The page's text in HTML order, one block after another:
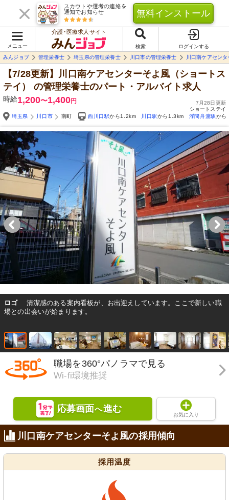
スカウトや選考の連絡を
通知でお知らせ
無料インストール
メニュー
介護･医療求人サイト
検索
ログインする
みんジョブ
管理栄養士 埼玉県の管理栄養士 川口市の管理栄養士 川口南ケアセン
【7/28更新】川口南ケアセンターそよ風（ショートス
テイ）
の管理栄養士のパート・アルバイト求人
時給1,200〜1,400円
7月28日更新
ショートステイ
埼玉県
川口市 南町 西川口駅から1.2km 川口駅から1.3km 浮間舟渡駅から
ロゴ
清潔感のある案内看板が、お出迎えしています。ここで新しい職
場との出会いが始まります。
職場を360°パノラマで見る
Wi-fi環境推奨
応募画面へ進む
お気に入り
川口南ケアセンターそよ風の採用傾向
採用温度